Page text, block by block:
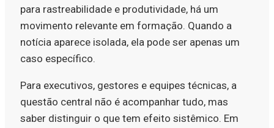
para rastreabilidade e produtividade, há um
movimento relevante em formação. Quando a
notícia aparece isolada, ela pode ser apenas um
caso específico.
Para executivos, gestores e equipes técnicas, a
questão central não é acompanhar tudo, mas
saber distinguir o que tem efeito sistêmico. Em